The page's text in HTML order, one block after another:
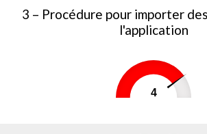
3 – Procédure pour importer
l'application
4